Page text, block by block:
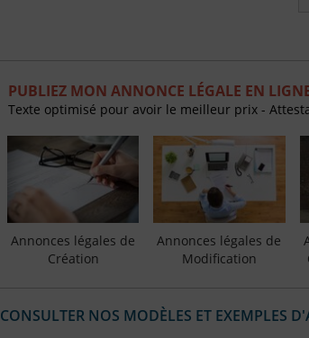
PUBLIEZ MON ANNONCE LÉGALE EN
Texte optimisé pour avoir le meilleur prix -
Annonces légales de
Création
Annonces légales de
Modification
CONSULTER NOS MODÈLES ET EXEMPLES